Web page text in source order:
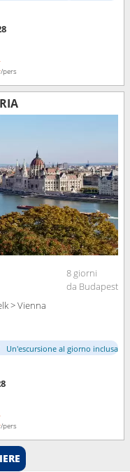
/pers
8 giorni
da Budapest
> Vienna
Un'escursione al giorno inclusa
/pers